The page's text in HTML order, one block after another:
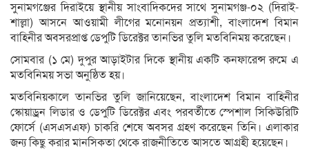
সুনামগঞ্জের দিরাইয়ে স্থানীয় সাংবাদিকদের সাথে সুনামগঞ্জ-০২ (দিরাই-
শাল্লা) আসনে আওয়ামী লীগের মনোনয়ন প্রত্যাশী, বাংলাদেশ বিমান
বাহিনীর অবসরপ্রাপ্ত ডেপুটি ডিরেক্টর তানভির তুলি মতবিনিময় করেছেন।
সোমবার (১ মে) দুপুর আড়াইটার দিকে স্থানীয় একটি কনফারেন্স রুমে এ
মতবিনিময় সভা অনুষ্ঠিত হয়।
মতবিনিয়কালে তানভির তুলি জানিয়েছেন, বাংলাদেশ বিমান বাহিনীর
স্কোয়াড্রন লিডার ও ডেপুটি ডিরেক্টর এবং পরবর্তীতে স্পেশাল সিকিউরিটি
ফোর্সে (এসএসএফ) চাকরি শেষে অবসর গ্রহণ করেছেন তিনি। এলাকার
জন্য কিছু করার মানসিকতা থেকে রাজনীতিতে আসতে আগ্রহী হয়েছেন।